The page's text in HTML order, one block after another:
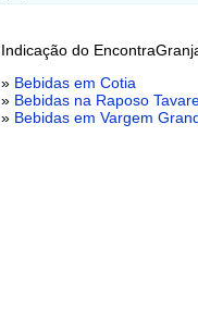
Indicação do
» Bebidas em Cotia
» Bebidas na Raposo
» Bebidas em Vargem